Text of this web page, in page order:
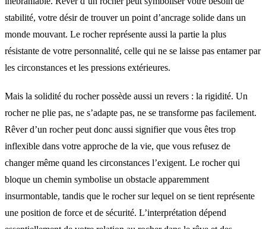
stabilité, votre désir de trouver un point d’ancrage solide dans un
monde mouvant. Le rocher représente aussi la partie la plus
résistante de votre personnalité, celle qui ne se laisse pas entamer par
les circonstances et les pressions extérieures.
Mais la solidité du rocher possède aussi un revers : la rigidité. Un
rocher ne plie pas, ne s’adapte pas, ne se transforme pas facilement.
Rêver d’un rocher peut donc aussi signifier que vous êtes trop
inflexible dans votre approche de la vie, que vous refusez de
changer même quand les circonstances l’exigent. Le rocher qui
bloque un chemin symbolise un obstacle apparemment
insurmontable, tandis que le rocher sur lequel on se tient représente
une position de force et de sécurité. L’interprétation dépend